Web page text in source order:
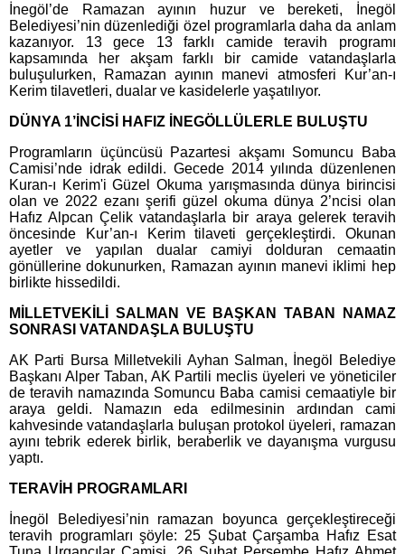
İnegöl’de Ramazan ayının huzur ve bereketi, İnegöl
Belediyesi’nin düzenlediği özel programlarla daha da anlam
kazanıyor. 13 gece 13 farklı camide teravih programı
kapsamında her akşam farklı bir camide vatandaşlarla
buluşulurken, Ramazan ayının manevi atmosferi Kur’an-ı
Kerim tilavetleri, dualar ve kasidelerle yaşatılıyor.
DÜNYA 1’İNCİSİ HAFIZ İNEGÖLLÜLERLE BULUŞTU
Programların üçüncüsü Pazartesi akşamı Somuncu Baba
Camisi’nde idrak edildi. Gecede 2014 yılında düzenlenen
Kuran-ı Kerim'i Güzel Okuma yarışmasında dünya birincisi
olan ve 2022 ezanı şerifi güzel okuma dünya 2’ncisi olan
Hafız Alpcan Çelik vatandaşlarla bir araya gelerek teravih
öncesinde Kur’an-ı Kerim tilaveti gerçekleştirdi. Okunan
ayetler ve yapılan dualar camiyi dolduran cemaatin
gönüllerine dokunurken, Ramazan ayının manevi iklimi hep
birlikte hissedildi.
MİLLETVEKİLİ SALMAN VE BAŞKAN TABAN NAMAZ
SONRASI VATANDAŞLA BULUŞTU
AK Parti Bursa Milletvekili Ayhan Salman, İnegöl Belediye
Başkanı Alper Taban, AK Partili meclis üyeleri ve yöneticiler
de teravih namazında Somuncu Baba camisi cemaatiyle bir
araya geldi. Namazın eda edilmesinin ardından cami
kahvesinde vatandaşlarla buluşan protokol üyeleri, ramazan
ayını tebrik ederek birlik, beraberlik ve dayanışma vurgusu
yaptı.
TERAVİH PROGRAMLARI
İnegöl Belediyesi’nin ramazan boyunca gerçekleştireceği
teravih programları şöyle: 25 Şubat Çarşamba Hafız Esat